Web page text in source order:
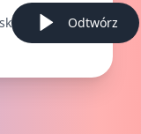
Odtwórz